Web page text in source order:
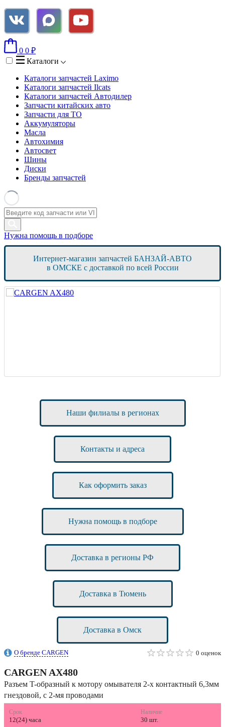
0 0 ₽
Каталоги
Каталоги запчастей Laximo
Каталоги запчастей Ilcats
Каталоги запчастей Автодилер
Запчасти китайских авто
Запчасти для ТО
Аккумуляторы
Масла
Автохимия
Автосвет
Шины
Диски
Бренды запчастей
Нужна помощь в подборе
Интернет-магазин запчастей БАНЗАЙ-АВТО
в ОМСКЕ с доставкой по всей России
Наши филиалы в регионах
Контакты и адреса
Как оформить заказ
Нужна помощь в подборе
Доставка в регионы РФ
Доставка в Тюмень
Доставка в Омск
О бренде CARGEN 0 оценок
CARGENAX480
Разъем T-образный к мотору омывателя 2-х контактный 6,3мм
гнездовой, с 2-мя проводами
Срок
12(24) часа
Наличие
30 шт.